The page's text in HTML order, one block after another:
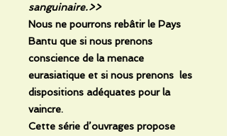
sanguinaire.>>
Nous ne pourrons rebâtir le Pays
Bantu que si nous prenons
conscience de la menace
eurasiatique et si nous prenons les
dispositions adéquates pour la
vaincre.
Cette série d’ouvrages propose